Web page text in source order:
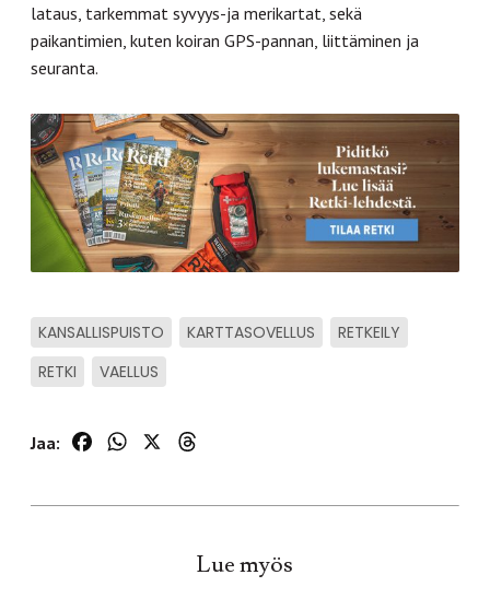
lataus, tarkemmat syvyys-ja merikartat, sekä
paikantimien, kuten koiran GPS-pannan, liittäminen ja
seuranta.
KANSALLISPUISTO KARTTASOVELLUS
RETKEILY
RETKI
VAELLUS
Jaa: FacebookWhatsApp
Lue myös